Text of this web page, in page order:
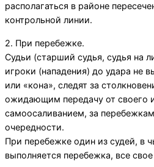
располагаться в районе
контрольной линии.
2. При перебежке.
Судьи (старший судья, судья на
игроки (нападения) до удара не
или «кона», следят за
ожидающим передачу от своего
самоосаливанием, за
очередности.
При перебежке один из судей, в
выполняется перебежка, все